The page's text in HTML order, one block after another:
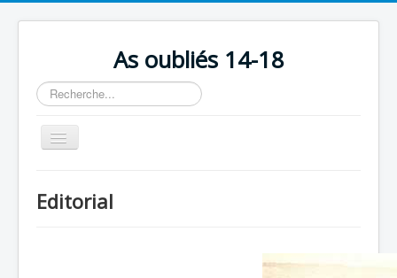
As oubliés 14-18
Rechercher
Basculer
la
Chronologie
Editorial